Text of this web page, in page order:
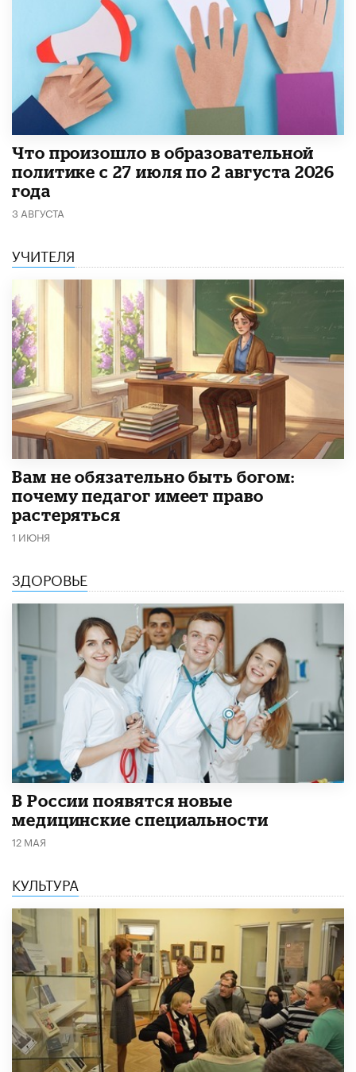
​Что произошло в образовательной
политике с 27 июля по 2 августа 2026
года
3 АВГУСТА
УЧИТЕЛЯ
​Вам не обязательно быть богом:
почему педагог имеет право
растеряться
1 ИЮНЯ
ЗДОРОВЬЕ
В России появятся новые
медицинские специальности
12 МАЯ
КУЛЬТУРА